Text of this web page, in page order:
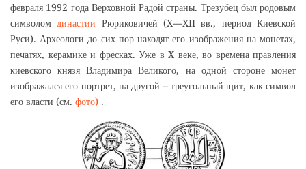
февраля 1992 года Верховной Радой страны. Трезубец был родовым
символомдинастии Рюриковичей (X—XII вв., период Киевской
Руси). Археологи до сих пор находят его изображения на монетах,
печатях, керамике и фресках. Уже в X веке, во времена правления
киевского князя Владимира Великого, на одной стороне монет
изображался его портрет, на другой – треугольный щит, как символ
его власти (см. фото) .